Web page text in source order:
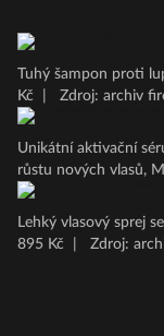
Tuhý šampon proti
Kč
Zdroj: archiv
Unikátní aktivační
růstu nových vlasů,
Lehký vlasový sprej
895 Kč
Zdroj: